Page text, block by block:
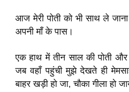
आज मेरी पोती को भी साथ ले
अपनी माँ के पास।
एक हाथ में तीन साल की पोती
जब वहाँ पहुंची मुझे देखते ही
बाहर खड़ी हो जा, चौका गीला हो